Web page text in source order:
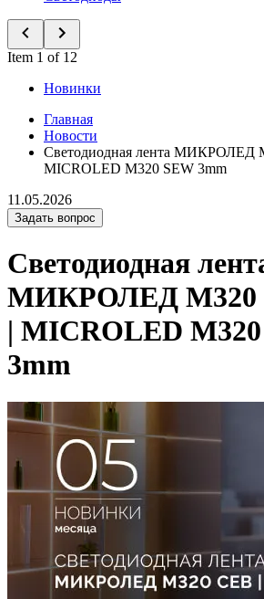
Item 1 of 12
Новинки
Главная
Новости
Светодиодная лента МИКРОЛЕД
MICROLED M320 SEW 3mm
11.05.2026
Задать вопрос
Светодиодная
МИКРОЛЕД M320
| MICROLED
3mm